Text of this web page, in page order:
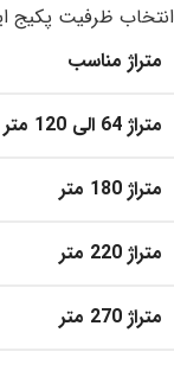
انتخاب ظرفیت پکیج
متراژ مناسب
متراژ 64 الی 120 متر
متراژ 180 متر
متراژ 220 متر
متراژ 270 متر